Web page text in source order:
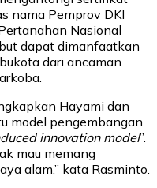
nama Pemprov DKI
Nasional
dapat dimanfaatkan
dari ancaman
Hayami dan
model pengembangan
innovation model”.
mau memang
alam,” kata Rasminto.